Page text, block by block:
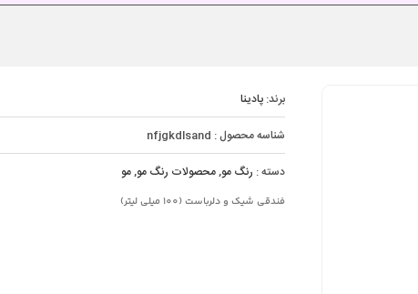
برند:پادینا
شناسه محصول : nfjgkdlsand
دسته : رنگ مو,محصولات رنگ مو,مو
فندقی شیک و دلرباست (100 میلی لیتر)